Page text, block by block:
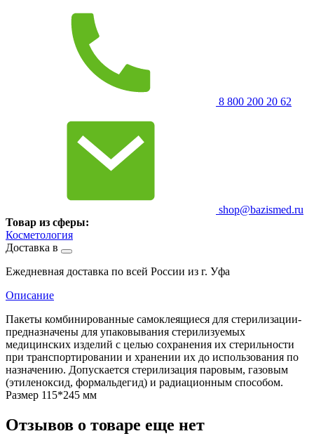
8 800 200 20 62
shop@bazismed.ru
Товар из сферы:
Косметология
Доставка в
Ежедневная доставка по всей России из г. Уфа
Описание
Пакеты комбинированные самоклеящиеся для стерилизации-
предназначены для упаковывания стерилизуемых
медицинских изделий с целью сохранения их стерильности
при транспортировании и хранении их до использования по
назначению. Допускается стерилизация паровым, газовым
(этиленоксид, формальдегид) и радиационным способом.
Размер 115*245 мм
Отзывов о товаре еще нет